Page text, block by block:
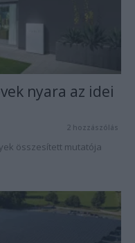
nyara az idei
2 hozzászólás
összesített mutatója